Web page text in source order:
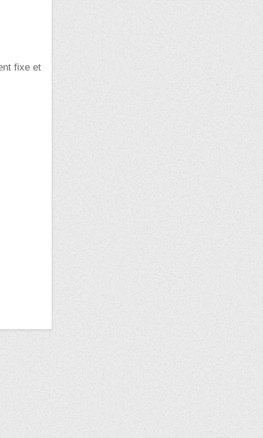
fixe et